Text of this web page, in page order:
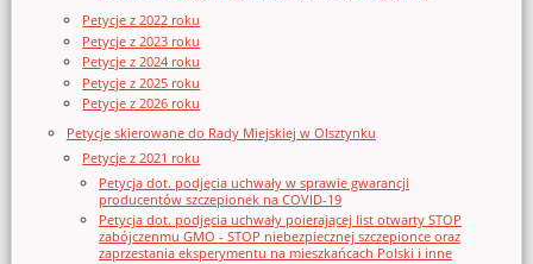
Petycje z 2022 roku
Petycje z 2023 roku
Petycje z 2024 roku
Petycje z 2025 roku
Petycje z 2026 roku
Petycje skierowane do Rady Miejskiej w Olsztynku
Petycje z 2021 roku
Petycja dot. podjęcia uchwały w sprawie gwarancji
producentów szczepionek na COVID-19
Petycja dot. podjęcia uchwały poierającej list otwarty STOP
zabójczenmu GMO - STOP niebezpiecznej szczepionce oraz
zaprzestania eksperymentu na mieszkańcach Polski i inne